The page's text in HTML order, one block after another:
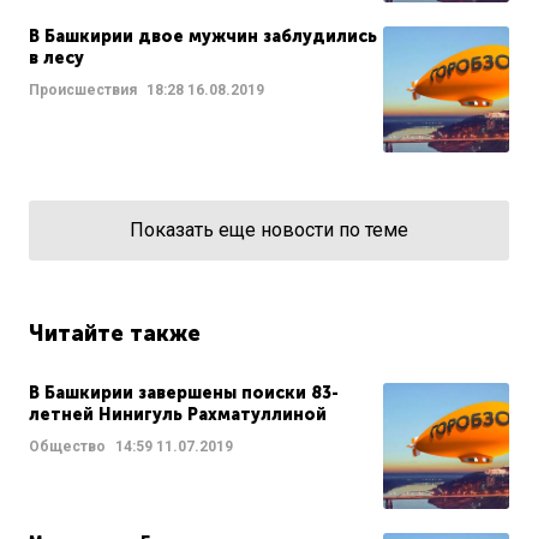
В Башкирии двое мужчин заблудились
в лесу
Происшествия 18:28 16.08.2019
Показать еще новости по теме
Читайте также
В Башкирии завершены поиски 83-
летней Нинигуль Рахматуллиной
Общество 14:59 11.07.2019